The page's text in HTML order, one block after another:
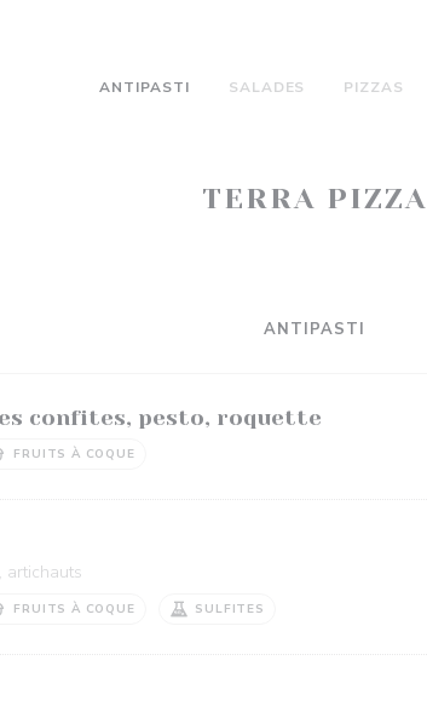
ANTIPASTI SALADES PIZZAS
TERRA PIZZA
ANTIPASTI
confites, pesto, roquette
FRUITS À COQUE
artichauts
FRUITS À COQUE SULFITES